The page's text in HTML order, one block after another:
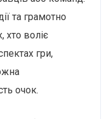
та грамотно
хто воліє
гри,
очок.